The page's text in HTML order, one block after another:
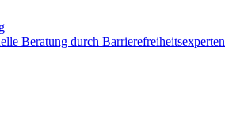
Beratung durch Barrierefreiheitsexperten